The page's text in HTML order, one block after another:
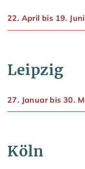
22. April bis 19.
Leipzig
27. Januar bis 30.
Köln